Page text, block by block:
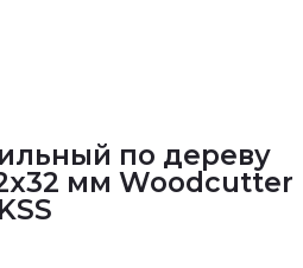
по дереву
мм Woodcutter